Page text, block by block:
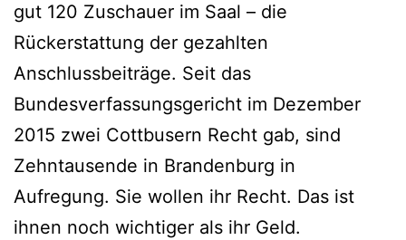
gut 120 Zuschauer im Saal – die
Rückerstattung der gezahlten
Anschlussbeiträge. Seit das
Bundesverfassungsgericht im Dezember
2015 zwei Cottbusern Recht gab, sind
Zehntausende in Brandenburg in
Aufregung. Sie wollen ihr Recht. Das ist
ihnen noch wichtiger als ihr Geld.